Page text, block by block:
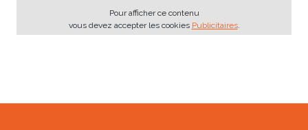
Pour afficher ce contenu
vous devez accepter les cookies Publicitaires.